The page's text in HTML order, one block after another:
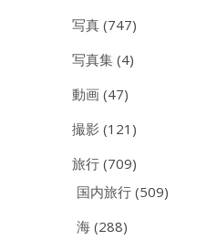
写真 (747)
写真集 (4)
動画 (47)
撮影 (121)
旅行 (709)
国内旅行 (509)
海 (288)